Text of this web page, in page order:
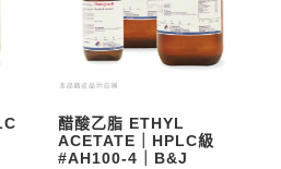
醋酸乙脂 ETHYL
ACETATE｜HPLC級
#AH100-4｜B&J